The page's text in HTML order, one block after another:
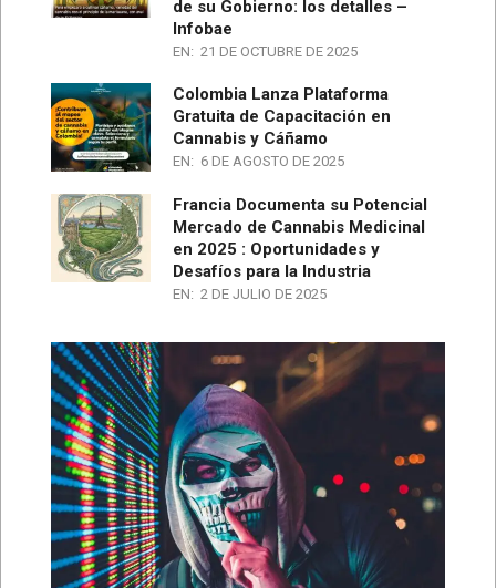
de su Gobierno: los detalles –
Infobae
EN: 21 DE OCTUBRE DE 2025
Colombia Lanza Plataforma
Gratuita de Capacitación en
Cannabis y Cáñamo
EN: 6 DE AGOSTO DE 2025
Francia Documenta su Potencial
Mercado de Cannabis Medicinal
en 2025 : Oportunidades y
Desafíos para la Industria
EN: 2 DE JULIO DE 2025